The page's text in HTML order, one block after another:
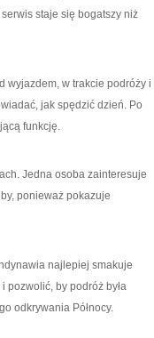
staje się bogatszy niż
wyjazdem, w trakcie podróży i
jak spędzić dzień. Po
funkcję.
Jedna osoba zainteresuje
ponieważ pokazuje
najlepiej smakuje
pozwolić, by podróż była
odkrywania Północy.